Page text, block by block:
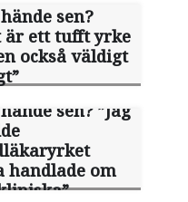
sen?
är ett tufft yrke
också väldigt
sen? ”Jag
handlade om